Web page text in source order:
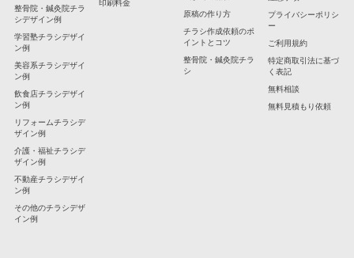
整骨院・鍼灸院チラ
シデザイン例
学習塾チラシデザイ
ン例
美容系チラシデザイ
ン例
飲食店チラシデザイ
ン例
リフォームチラシデ
ザイン例
介護・福祉チラシデ
ザイン例
不動産チラシデザイ
ン例
その他のチラシデザ
イン例
印刷料金
原稿の作り方
チラシ作成依頼のポ
イントとコツ
整骨院・鍼灸院チラ
シ
プライバシーポリシ
ー
ご利用規約
特定商取引法に基づ
く表記
無料相談
無料見積もり依頼